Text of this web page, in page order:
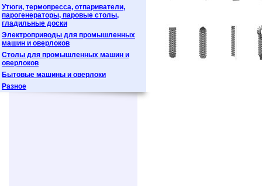
Утюги, термопресса, отпариватели,
парогенераторы, паровые столы,
гладильные доски
Электроприводы для промышленных
машин и оверлоков
Столы для промышленных машин и
оверлоков
Бытовые машины и оверлоки
Разное